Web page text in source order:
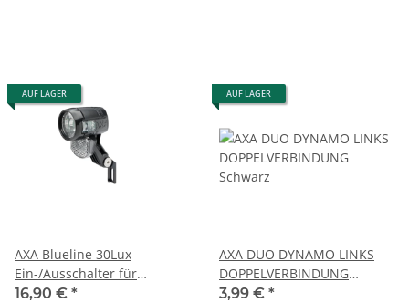
AUF LAGER
AXA Blueline 30Lux
Ein-/Ausschalter für
Nabendynamo
16,90 € *
AUF LAGER
AXA DUO DYNAMO LINKS
DOPPELVERBINDUNG
Schwarz
3,99 € *